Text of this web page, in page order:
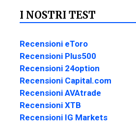
I NOSTRI TEST
Recensioni eToro
Recensioni Plus500
Recensioni 24option
Recensioni Capital.com
Recensioni AVAtrade
Recensioni XTB
Recensioni IG Markets